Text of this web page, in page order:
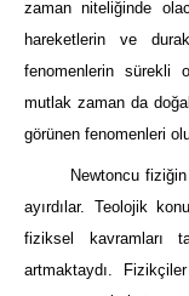
zaman niteliğinde
hareketlerin ve
fenomenlerin sürekli
mutlak zaman da
görünen fenomenleri
Newtoncu
ayırdılar. Teolojik
fiziksel kavramları
artmaktaydı.